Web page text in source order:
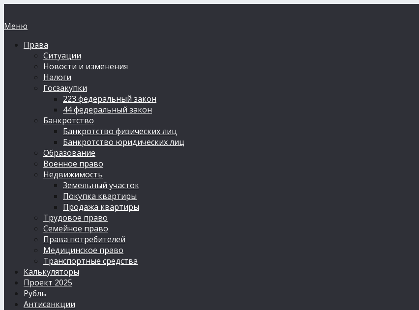
Меню
Права
Ситуации
Новости и изменения
Налоги
Госзакупки
223 федеральный закон
44 федеральный закон
Банкротство
Банкротство физических лиц
Банкротство юридических лиц
Образование
Военное право
Недвижимость
Земельный участок
Покупка квартиры
Продажа квартиры
Трудовое право
Семейное право
Права потребителей
Медицинское право
Транспортные средства
Калькуляторы
Проект 2025
Рубль
Антисанкции